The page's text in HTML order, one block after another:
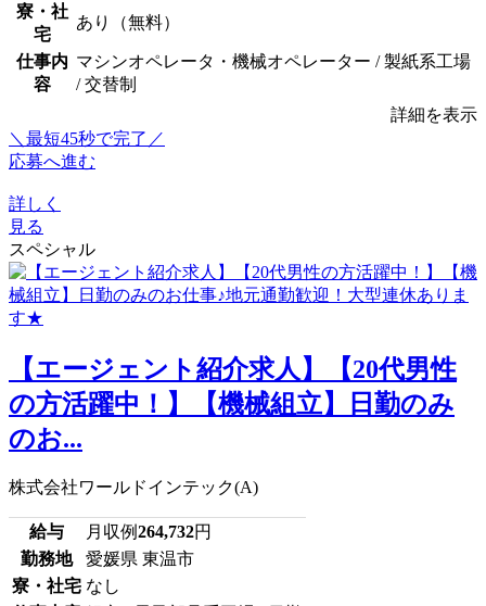
寮・社
宅
あり（無料）
仕事内
容
マシンオペレータ・機械オペレーター / 製紙系工場
/ 交替制
詳細を表示
＼最短45秒で完了／
応募へ進む
詳しく
見る
スペシャル
【エージェント紹介求人】【20代男性
の方活躍中！】【機械組立】日勤のみ
のお...
株式会社ワールドインテック(A)
給与 月収例264,732円
勤務地
愛媛県 東温市
寮・社宅 なし